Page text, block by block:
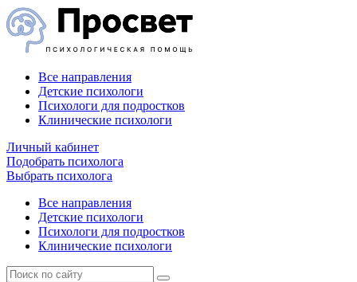
Все направления
Детские психологи
Психологи для подростков
Клинические психологи
Личный кабинет
Подобрать психолога
Выбрать психолога
Все направления
Детские психологи
Психологи для подростков
Клинические психологи